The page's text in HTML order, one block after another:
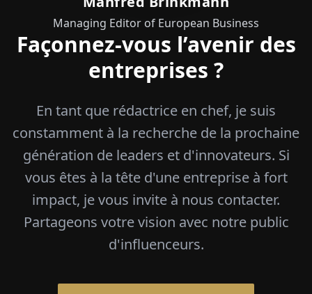
Managing Editor of European Business
Façonnez-vous l’avenir des
entreprises ?
En tant que rédactrice en chef, je suis
constamment à la recherche de la prochaine
génération de leaders et d'innovateurs. Si
vous êtes à la tête d'une entreprise à fort
impact, je vous invite à nous contacter.
Partageons votre vision avec notre public
d'influenceurs.